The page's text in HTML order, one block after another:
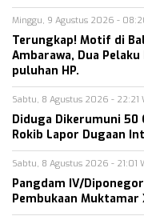
Minggu, 9 Agustus 2026 -
Terungkap! Motif di
Ambarawa, Dua
puluhan HP.
Sabtu, 8 Agustus 2026 - 22:21
Diduga Dikerumuni 50
Rokib Lapor Dugaan
Sabtu, 8 Agustus 2026 - 21:01
Pangdam IV/
Pembukaan Muktamar